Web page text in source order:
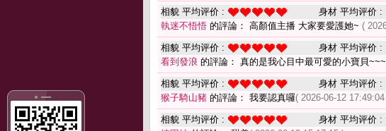
相貌 平均评价 : 身材 平均评价 :
執迷不悟悟 的評論： 高顏值主播 大家要愛護她~ (
相貌 平均评价 : 身材 平均评价 :
看到發浪 的評論： 真的是我心目中最可愛的小寶貝
相貌 平均评价 : 身材 平均评价 :
猴子騎山豬 的評論： 我要認真囉( 2026-06-12
相貌 平均评价 : 身材 平均评价 :